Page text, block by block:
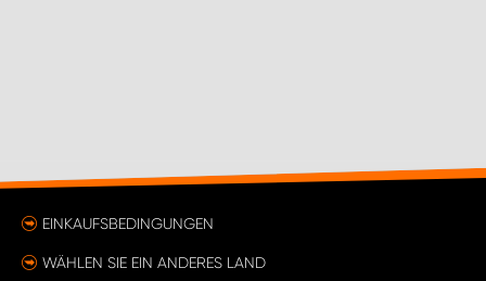
EINKAUFSBEDINGUNGEN
WÄHLEN SIE EIN ANDERES LAND